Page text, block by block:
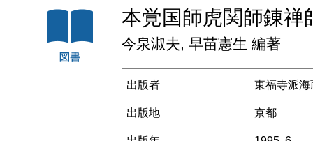
本覚国師虎関師錬禅
今泉淑夫, 早苗憲生 編著
出版者 東福寺派海
出版地 京都